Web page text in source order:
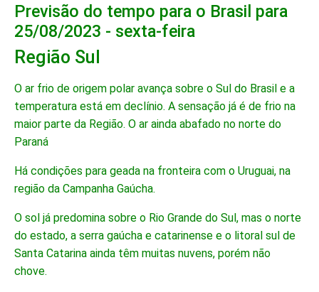
Previsão do tempo para o Brasil para
25/08/2023 - sexta-feira
Região Sul
O ar frio de origem polar avança sobre o Sul do Brasil e a
temperatura está em declínio. A sensação já é de frio na
maior parte da Região. O ar ainda abafado no norte do
Paraná
Há condições para geada na fronteira com o Uruguai, na
região da Campanha Gaúcha.
O sol já predomina sobre o Rio Grande do Sul, mas o norte
do estado, a serra gaúcha e catarinense e o litoral sul de
Santa Catarina ainda têm muitas nuvens, porém não
chove.